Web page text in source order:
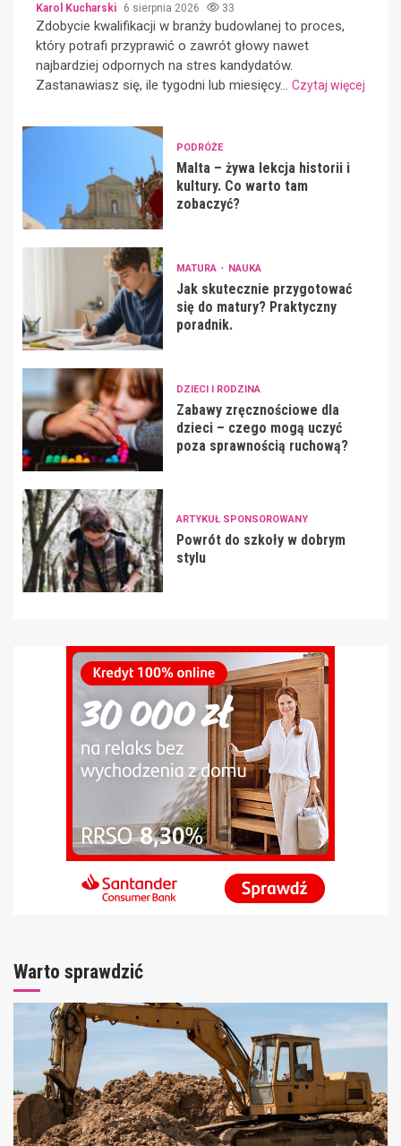
Karol Kucharski 6 sierpnia 2026 33
Zdobycie kwalifikacji w branży budowlanej to proces,
który potrafi przyprawić o zawrót głowy nawet
najbardziej odpornych na stres kandydatów.
Zastanawiasz się, ile tygodni lub miesięcy... Czytaj więcej
PODRÓŻE
Malta – żywa lekcja historii i
kultury. Co warto tam
zobaczyć?
MATURA NAUKA
Jak skutecznie przygotować
się do matury? Praktyczny
poradnik.
DZIECI I RODZINA
Zabawy zręcznościowe dla
dzieci – czego mogą uczyć
poza sprawnością ruchową?
ARTYKUŁ SPONSOROWANY
Powrót do szkoły w dobrym
stylu
Warto sprawdzić